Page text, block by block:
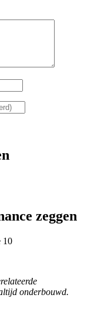
zeggen
10
onderbouwd.